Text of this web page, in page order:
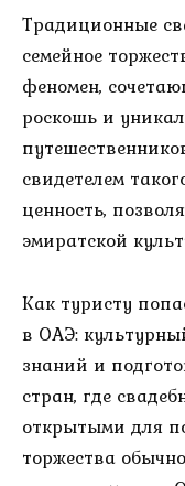
Традиционные
семейное
феномен,
роскошь и
свидетелем
ценность,
эмиратской
Как туристу
в ОАЭ:
знаний и
стран, где
открытыми для
торжества